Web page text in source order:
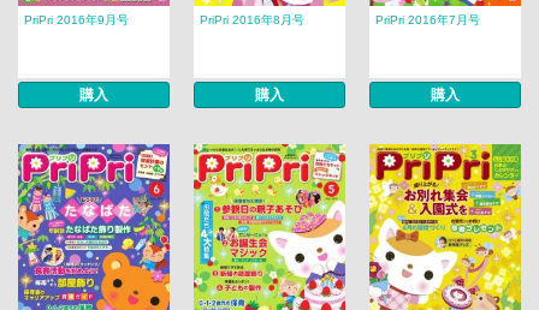
PriPri 2016年9月号
購入
PriPri 2016年8月号
購入
PriPri 2016年7月号
購入